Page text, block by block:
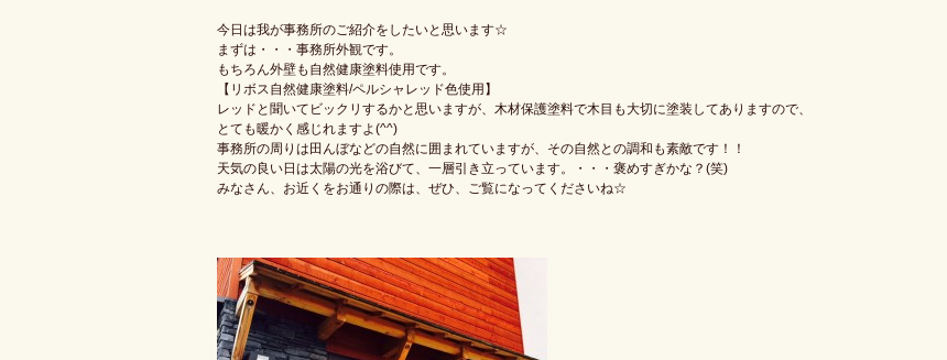
今日は我が事務所のご紹介をしたいと思います☆
まずは・・・事務所外観です。
もちろん外壁も自然健康塗料使用です。
【リボス自然健康塗料/ペルシャレッド色使用】
レッドと聞いてビックリするかと思いますが、木材保護塗料で木目も大切に塗装してありますので、
とても暖かく感じれますよ(^^)
事務所の周りは田んぼなどの自然に囲まれていますが、その自然との調和も素敵です！！
天気の良い日は太陽の光を浴びて、一層引き立っています。・・・褒めすぎかな？(笑)
みなさん、お近くをお通りの際は、ぜひ、ご覧になってくださいね☆